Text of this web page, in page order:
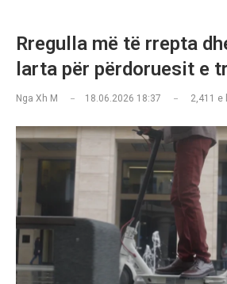
Rregulla më të rrepta
larta për përdoruesit e
Nga Xh M 18.06.2026 18:37 2,411 e